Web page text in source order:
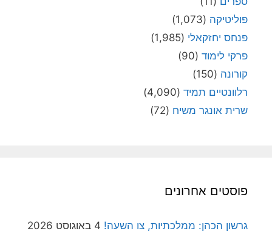
פוליטיקה (1,073)
פנחס יחזקאלי (1,985)
פרקי לימוד (90)
קורונה (150)
רלוונטיים תמיד (4,090)
שרית אונגר משיח (72)
פוסטים אחרונים
גרשון הכהן: ממלכתיות, צו השעה! 4 באוגוסט 2026